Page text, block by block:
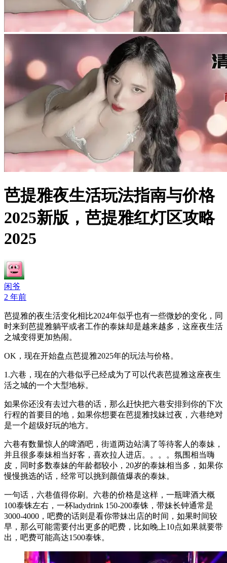
芭提雅夜生活玩法指南与价格
2025新版，芭提雅红灯区攻略
2025
闲爷
2 年前
芭提雅的夜生活变化相比2024年似乎也有一些微妙的变化，同
时来到芭提雅躺平或者工作的泰妹却是越来越多，这座夜生活
之城变得更加热闹。
OK，现在开始盘点芭提雅2025年的玩法与价格。
1.六巷，现在的六巷似乎已经成为了可以代表芭提雅这座夜生
活之城的一个大型地标。
如果你还没有去过六巷的话，那么赶快把六巷安排到你的下次
行程的首要目的地，如果你想要在芭提雅找妹过夜，六巷绝对
是一个超级好玩的地方。
六巷有数量惊人的啤酒吧，街道两边站满了等待客人的泰妹，
并且很多泰妹相当好客，喜欢拉人进店。。。。氛围相当嗨
皮，同时多数泰妹的年龄都较小，20岁的泰妹相当多，如果你
慢慢挑选的话，经常可以挑到颜值爆表的泰妹。
一句话，六巷值得你刷。六巷的价格是这样，一瓶啤酒大概
100泰铢左右，一杯ladydrink 150-200泰铢，带妹长钟通常是
3000-4000，吧费的话则是看你带妹出店的时间，如果时间较
早，那么可能需要付出更多的吧费，比如晚上10点如果就要带
出，吧费可能高达1500泰铢。